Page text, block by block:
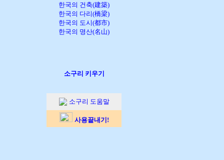
한국의 건축(建築)
한국의 다리(橋梁)
한국의 도시(都市)
한국의 명산(名山)
소구리 키우기
소구리 도움말
사용끝내기!